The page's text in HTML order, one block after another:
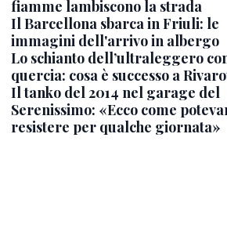
fiamme lambiscono la strada
Il Barcellona sbarca in Friuli: le
immagini dell'arrivo in albergo
Lo schianto dell’ultraleggero
quercia: cosa è successo a
Il tanko del 2014 nel garage del
Serenissimo: «Ecco come
resistere per qualche giornata»